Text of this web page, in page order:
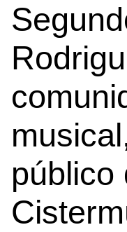
público